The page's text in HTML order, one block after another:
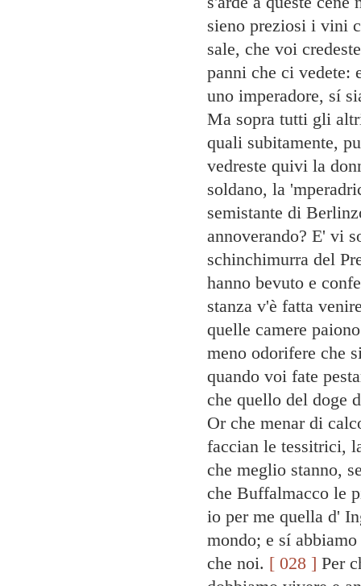
sieno preziosi i vini
sale, che voi
panni che ci vedete:
uno imperadore, sí
Ma sopra tutti gli
quali subitamente,
vedreste quivi la
soldano, la
semistante di
annoverando? E' vi
schinchimurra del
hanno bevuto e
stanza v'è fatta
quelle camere
meno odorifere che
quando voi fate
che quello del doge
Or che menar di
faccian le tessitrici,
che meglio stanno,
che Buffalmacco le
io per me quella d'
mondo; e sí
che noi. [ 028 ] Per